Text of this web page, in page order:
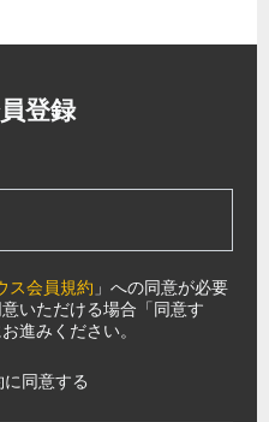
登録
ス会員規約 」への同意が必要
いただける場合「同意す
進みください。
同意する